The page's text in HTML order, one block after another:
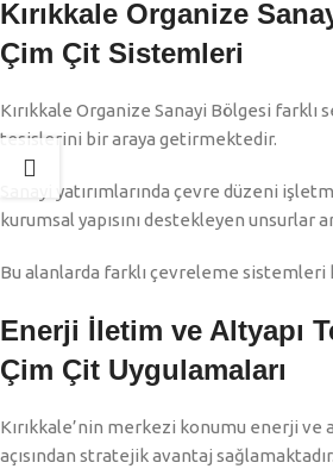
Kırıkkale Organize
Çim Çit Sistemleri
Kırıkkale Organize Sanayi Bölgesi
tesislerini bir araya getirmektedir.
Sanayi yatırımlarında çevre düzeni
kurumsal yapısını destekleyen unsurlar
Bu alanlarda farklı çevreleme sistemleri
Enerji İletim ve Altyapı
Çim Çit Uygulamaları
Kırıkkale’nin merkezi konumu enerji ve
açısından stratejik avantaj sağlamaktadır.